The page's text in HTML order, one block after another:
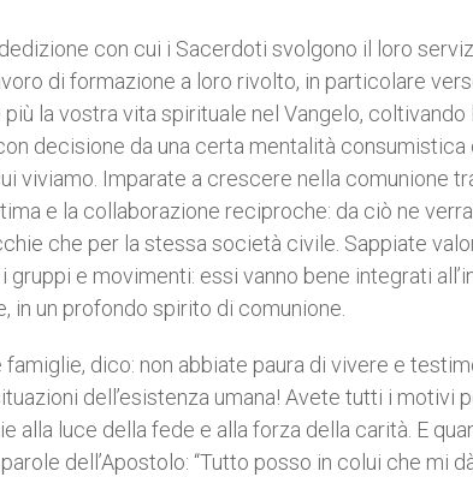
con cui i Sacerdoti svolgono il loro
di formazione a loro rivolto, in particolare
la vostra vita spirituale nel Vangelo,
decisione da una certa mentalità consumistica
viviamo. Imparate a crescere nella comunione
e la collaborazione reciproche: da ciò ne
che per la stessa società civile. Sappiate
e movimenti: essi vanno bene integrati
in un profondo spirito di comunione.
dico: non abbiate paura di vivere e
dell’esistenza umana! Avete tutti i motivi
alla luce della fede e alla forza della carità. E
dell’Apostolo: “Tutto posso in colui che mi